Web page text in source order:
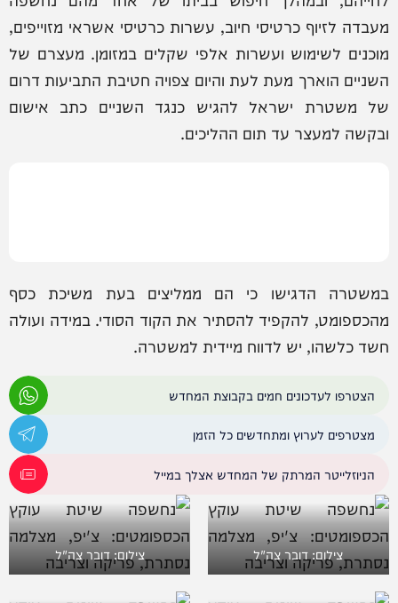
מעבדה לזיוף כרטיסי חיוב, עשרות כרטיסי אשראי מזוייפים,
מוכנים לשימוש ועשרות אלפי שקלים במזומן. מעצרם של
השניים הוארך מעת לעת והיום צפויה חטיבת התביעות דרום
של משטרת ישראל להגיש כנגד השניים כתב אישום
ובקשה למעצר עד תום ההליכים.
במשטרה הדגישו כי הם ממליצים בעת משיכת כסף
מהכספומט, להקפיד להסתיר את הקוד הסודי. במידה ועולה
חשד כלשהו, יש לדווח מיידית למשטרה.
הצטרפו לעדכונים חמים בקבוצת המחדש
מצטרפים לערוץ ומתחדשים כל הזמן
הניוזלייטר המרתק של המחדש אצלך במייל
צילום: דובר צה"ל צילום: דובר צה"ל